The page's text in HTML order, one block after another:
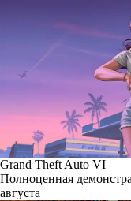
Grand Theft Auto VI
Полноценная
августа